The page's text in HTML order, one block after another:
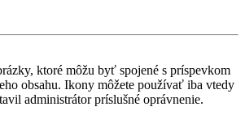
ktoré môžu byť spojené s príspevkom
obsahu. Ikony môžete používať iba vtedy
administrátor príslušné oprávnenie.